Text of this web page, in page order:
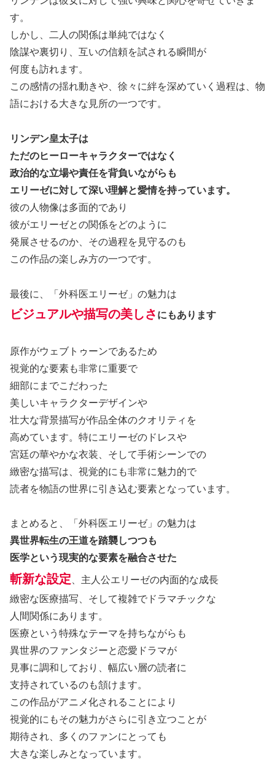
す。
しかし、二人の関係は単純ではなく
陰謀や裏切り、互いの信頼を試される瞬間が
何度も訪れます。
この感情の揺れ動きや、徐々に絆を深めていく過程は、物
語における大きな見所の一つです。
リンデン皇太子は
ただのヒーローキャラクターではなく
政治的な立場や責任を背負いながらも
エリーゼに対して深い理解と愛情を持っています。
彼の人物像は多面的であり
彼がエリーゼとの関係をどのように
発展させるのか、その過程を見守るのも
この作品の楽しみ方の一つです。
最後に、「外科医エリーゼ」の魅力は
ビジュアルや描写の美しさ にもあります
原作がウェブトゥーンであるため
視覚的な要素も非常に重要で
細部にまでこだわった
美しいキャラクターデザインや
壮大な背景描写が作品全体のクオリティを
高めています。特にエリーゼのドレスや
宮廷の華やかな衣装、そして手術シーンでの
緻密な描写は、視覚的にも非常に魅力的で
読者を物語の世界に引き込む要素となっています。
まとめると、「外科医エリーゼ」の魅力は
異世界転生の王道を踏襲しつつも
医学という現実的な要素を融合させた
斬新な設定、主人公エリーゼの内面的な成長
緻密な医療描写、そして複雑でドラマチックな
人間関係にあります。
医療という特殊なテーマを持ちながらも
異世界のファンタジーと恋愛ドラマが
見事に調和しており、幅広い層の読者に
支持されているのも頷けます。
この作品がアニメ化されることにより
視覚的にもその魅力がさらに引き立つことが
期待され、多くのファンにとっても
大きな楽しみとなっています。